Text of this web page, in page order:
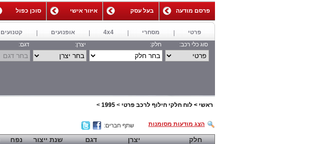
פרסם מודעה בעל עסק איזור אישי סוכן כפול ,
פרטי מסחרי 4x4 אופנועים קטנועים
סוג כלי רכב:
חלק: יצרן: דגם:
ראשי > לוח חלקי חילוף לרכב פרטי >
1995
>
הצג מודעות מסומנות שתף חברים:
חלק יצרן דגם שנת ייצור נפח